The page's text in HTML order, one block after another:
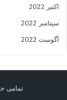
اکتبر 2022
سپتامبر 2022
آگوست 2022
تمامی